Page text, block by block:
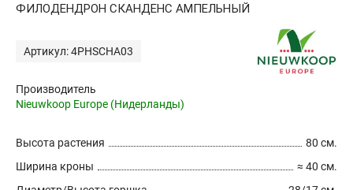
ФИЛОДЕНДРОН СКАНДЕНС АМПЕЛЬНЫЙ
Артикул: 4PHSCHA03
Производитель
Nieuwkoop Europe (Нидерланды)
80 см.
Высота растения
≈ 40 см.
Ширина кроны